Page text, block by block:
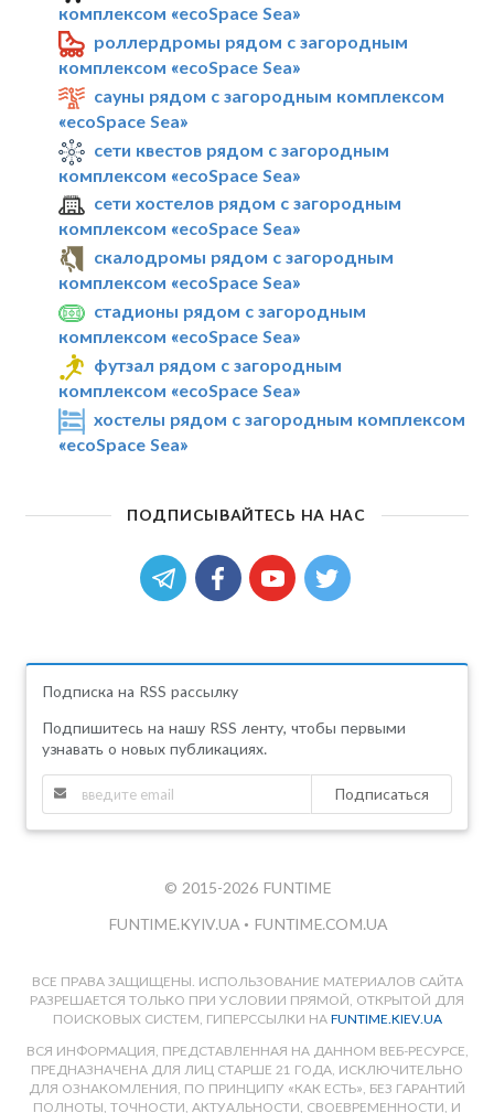
комплексом «ecoSpace Sea»
роллердромы рядом с загородным
комплексом «ecoSpace Sea»
сауны рядом с загородным комплексом
«ecoSpace Sea»
сети квестов рядом с загородным
комплексом «ecoSpace Sea»
сети хостелов рядом с загородным
комплексом «ecoSpace Sea»
скалодромы рядом с загородным
комплексом «ecoSpace Sea»
стадионы рядом с загородным
комплексом «ecoSpace Sea»
футзал рядом с загородным
комплексом «ecoSpace Sea»
хостелы рядом с загородным комплексом
«ecoSpace Sea»
ПОДПИСЫВАЙТЕСЬ НА НАС
Подписка на RSS рассылку
Подпишитесь на нашу RSS ленту, чтобы первыми
узнавать о новых публикациях.
Подписаться
© 2015-2026 FUNTIME
FUNTIME.KYIV.UA • FUNTIME.COM.UA
ВСЕ ПРАВА ЗАЩИЩЕНЫ. ИСПОЛЬЗОВАНИЕ МАТЕРИАЛОВ САЙТА
РАЗРЕШАЕТСЯ ТОЛЬКО ПРИ УСЛОВИИ ПРЯМОЙ, ОТКРЫТОЙ ДЛЯ
ПОИСКОВЫХ СИСТЕМ, ГИПЕРССЫЛКИ НА FUNTIME.KIEV.UA
ВСЯ ИНФОРМАЦИЯ, ПРЕДСТАВЛЕННАЯ НА ДАННОМ ВЕБ-РЕСУРСЕ,
ПРЕДНАЗНАЧЕНА ДЛЯ ЛИЦ СТАРШЕ 21 ГОДА, ИСКЛЮЧИТЕЛЬНО
ДЛЯ ОЗНАКОМЛЕНИЯ, ПО ПРИНЦИПУ «КАК ЕСТЬ», БЕЗ ГАРАНТИЙ
ПОЛНОТЫ, ТОЧНОСТИ, АКТУАЛЬНОСТИ, СВОЕВРЕМЕННОСТИ, И